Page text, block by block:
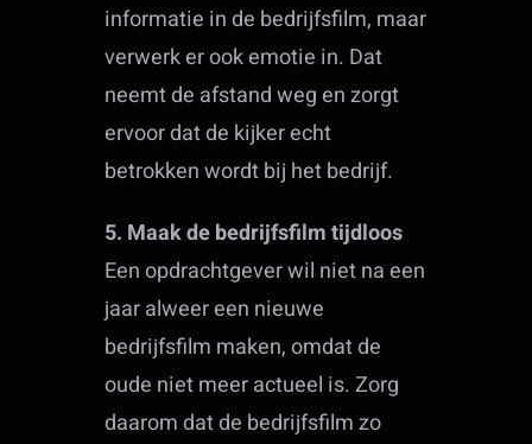
informatie in de bedrijfsfilm, maar
verwerk er ook emotie in. Dat
neemt de afstand weg en zorgt
ervoor dat de kijker echt
betrokken wordt bij het bedrijf.
5. Maak de bedrijfsfilm tijdloos
Een opdrachtgever wil niet na een
jaar alweer een nieuwe
bedrijfsfilm maken, omdat de
oude niet meer actueel is. Zorg
daarom dat de bedrijfsfilm zo